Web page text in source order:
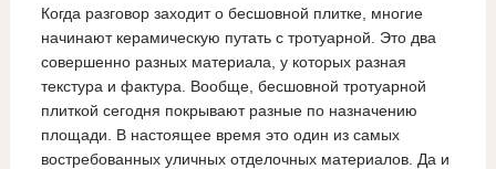
Когда разговор заходит о бесшовной плитке, многие
начинают керамическую путать с тротуарной. Это два
совершенно разных материала, у которых разная
текстура и фактура. Вообще, бесшовной тротуарной
плиткой сегодня покрывают разные по назначению
площади. В настоящее время это один из самых
востребованных уличных отделочных материалов. Да и